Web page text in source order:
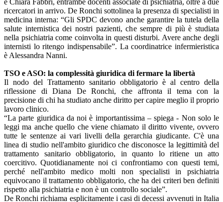
ricercatori in arrivo. De Ronchi sottolinea la presenza di specialisti in
medicina interna: “Gli SPDC devono anche garantire la tutela della
salute internistica dei nostri pazienti, che sempre di più è studiata
nella psichiatria come coinvolta in questi disturbi. Avere anche degli
internisti lo ritengo indispensabile”. La coordinatrice infermieristica
è Alessandra Nanni.
TSO e ASO: la complessità giuridica di fermare la libertà
Il nodo del Trattamento sanitario obbligatorio è al centro della
riflessione di Diana De Ronchi, che affronta il tema con la
precisione di chi ha studiato anche diritto per capire meglio il proprio
lavoro clinico.
“La parte giuridica da noi è importantissima – spiega - Non solo le
leggi ma anche quello che viene chiamato il diritto vivente, ovvero
tutte le sentenze ai vari livelli della gerarchia giudicante. C'è una
linea di studio nell'ambito giuridico che disconosce la legittimità del
trattamento sanitario obbligatorio, in quanto lo ritiene un atto
coercitivo. Quotidianamente noi ci confrontiamo con questi temi,
perché nell'ambito medico molti non specialisti in psichiatria
equivocano il trattamento obbligatorio, che ha dei criteri ben definiti
rispetto alla psichiatria e non è un controllo sociale”.
De Ronchi richiama esplicitamente i casi di decessi avvenuti in Italia